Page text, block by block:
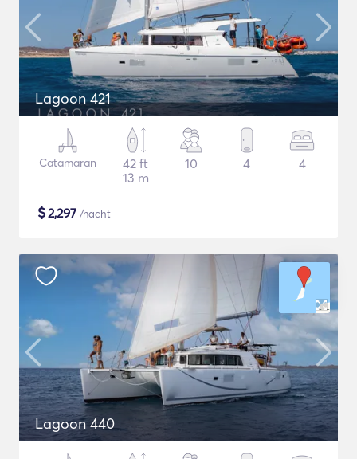
Lagoon 421
Catamaran
42 ft
13 m
10 4 4
$2,297 /nacht
Lagoon 440